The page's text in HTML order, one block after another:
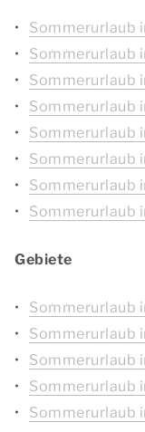
Sommerurlaub
Sommerurlaub
Sommerurlaub
Sommerurlaub
Sommerurlaub
Sommerurlaub
Sommerurlaub
Sommerurlaub
Gebiete
Sommerurlaub
Sommerurlaub
Sommerurlaub
Sommerurlaub
Sommerurlaub